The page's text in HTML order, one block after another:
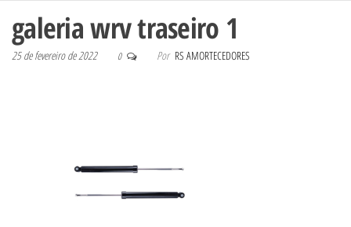
galeria wrv traseiro 1
25 de fevereiro de 2022 0 Por RS AMORTECEDORES